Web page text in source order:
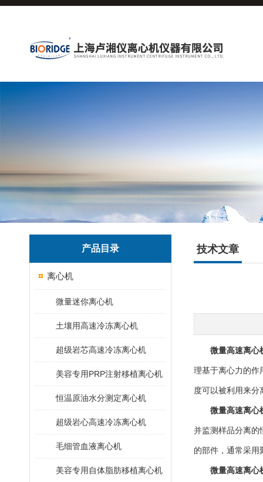
产品目录
离心机
微量迷你离心机
土壤用高速冷冻离心机
超级岩芯高速冷冻离心机
美容专用PRP注射移植离心机
恒温原油水分测定离心机
超级岩心高速冷冻离心机
毛细管血液离心机
美容专用自体脂肪移植离心机
技术文章
微量高速离心
理基于离心力的作
度可以被利用来分
微量高速离心
并监测样品分离的
的部件，通常采用
微量高速离心